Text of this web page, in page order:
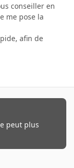
conseiller en
me pose la
afin de
peut plus